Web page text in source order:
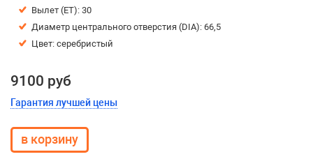
Вылет (ET): 30
Диаметр центрального отверстия (DIA): 66,5
Цвет: серебристый
9100 руб
Гарантия лучшей цены